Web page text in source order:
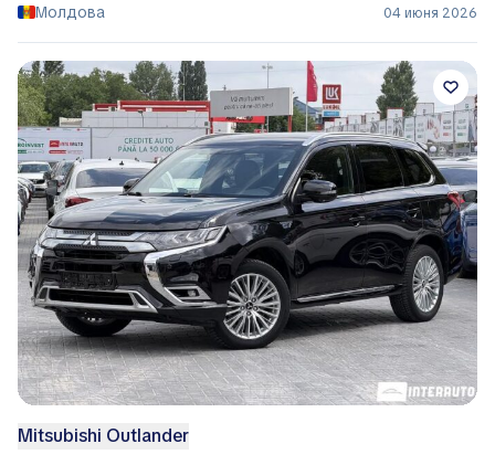
Молдова
04 июня 2026
Mitsubishi Outlander